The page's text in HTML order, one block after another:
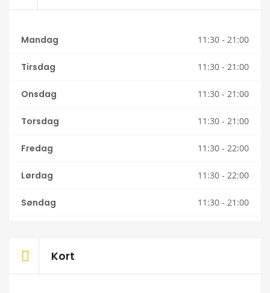
Mandag 11:30 - 21:00
Tirsdag 11:30 - 21:00
Onsdag 11:30 - 21:00
Torsdag 11:30 - 21:00
Fredag 11:30 - 22:00
Lørdag 11:30 - 22:00
Søndag 11:30 - 21:00
Kort